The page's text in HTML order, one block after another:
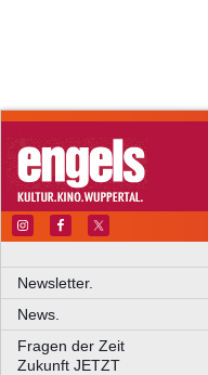
Newsletter.
News.
Fragen der Zeit
Zukunft JETZT